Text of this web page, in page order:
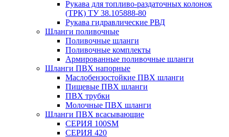
Рукава для топливо-раздаточных колонок
(ТРК) ТУ 38.105888-80
Рукава гидравлические РВД
Шланги поливочные
Поливочные шланги
Поливочные комплекты
Армированные поливочные шланги
Шланги ПВХ напорные
Маслобензостойкие ПВХ шланги
Пищевые ПВХ шланги
ПВХ трубки
Молочные ПВХ шланги
Шланги ПВХ всасывающие
СЕРИЯ 100SM
СЕРИЯ 420